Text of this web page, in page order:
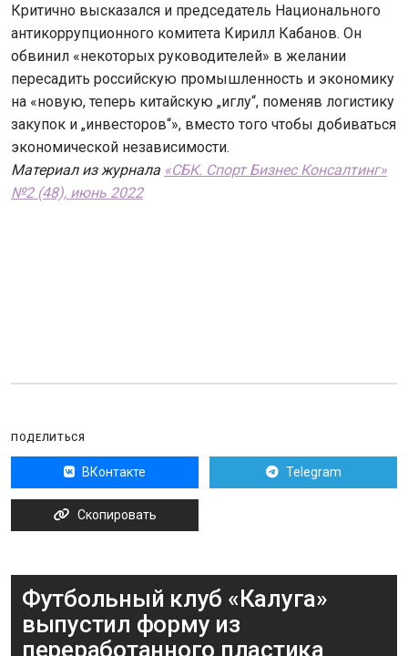
Критично высказался и председатель Национального
антикоррупционного комитета Кирилл Кабанов. Он
обвинил «некоторых руководителей» в желании
пересадить российскую промышленность и экономику
на «новую, теперь китайскую „иглу“, поменяв логистику
закупок и „инвесторов“», вместо того чтобы добиваться
экономической независимости.
Материал из журнала «СБК. Спорт Бизнес Консалтинг»
№2 (48), июнь 2022
ПОДЕЛИТЬСЯ
ВКонтакте Telegram
Скопировать
Футбольный клуб «Калуга»
выпустил форму из
переработанного пластика